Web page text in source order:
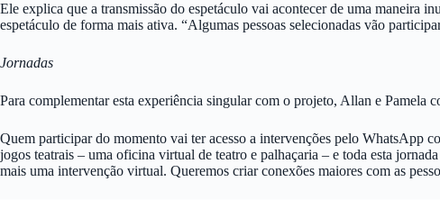
Ele explica que a transmissão do espetáculo vai acontecer de uma maneira
espetáculo de forma mais ativa. “Algumas pessoas selecionadas vão
Jornadas
Para complementar esta experiência singular com o projeto, Allan e Pamela
Quem participar do momento vai ter acesso a intervenções pelo WhatsApp
jogos teatrais – uma oficina virtual de teatro e palhaçaria – e toda esta
mais uma intervenção virtual. Queremos criar conexões maiores com as